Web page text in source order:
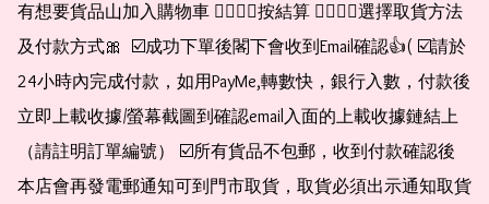
有想要貨品山加入購物車 👉🏻👉🏻按結算 👉🏻👉🏻選擇取貨方法
及付款方式🎀  ☑️成功下單後閣下會收到Email確認👍( ☑️請於
24小時內完成付款，如用PayMe,轉數快，銀行入數，付款後
立即上載收據/螢幕截圖到確認email入面的上載收據鏈結上
（請註明訂單編號） ☑️所有貨品不包郵，收到付款確認後
本店會再發電郵通知可到門市取貨，取貨必須出示通知取貨